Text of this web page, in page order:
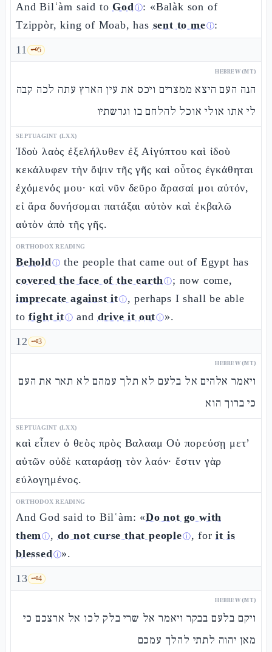
And Bilʿàm said to Godⓘ: «Balàk son of
Tzippòr, king of Moab, has sent to meⓘ:
11 🗝️5
HEBREW (MT)
הנה העם היצא ממצרים ויכס את עין הארץ עתה לכה קבה
לי אתו אולי אוכל להלחם בו וגרשתיו
SEPTUAGINT (LXX)
Ἰδοὺ λαὸς ἐξελήλυθεν ἐξ Αἰγύπτου καὶ ἰδοὺ
κεκάλυφεν τὴν ὄψιν τῆς γῆς καὶ οὗτος ἐγκάθηται
ἐχόμενός μου· καὶ νῦν δεῦρο ἄρασαί μοι αὐτόν,
εἰ ἄρα δυνήσομαι πατάξαι αὐτὸν καὶ ἐκβαλῶ
αὐτὸν ἀπὸ τῆς γῆς.
ORTHODOX READING
Beholdⓘ the people that came out of Egypt has
covered the face of the earthⓘ; now come,
imprecate against itⓘ, perhaps I shall be able
tofight itⓘ and drive it outⓘ».
12 🗝️3
HEBREW (MT)
ויאמר אלהים אל בלעם לא תלך עמהם לא תאר את העם
כי ברוך הוא
SEPTUAGINT (LXX)
καὶ εἶπεν ὁ θεὸς πρὸς Βαλααμ Οὐ πορεύσῃ μετ’
αὐτῶν οὐδὲ καταράσῃ τὸν λαόν· ἔστιν γὰρ
εὐλογημένος.
ORTHODOX READING
And God said to Bilʿàm: «Do not go with
themⓘ, do not curse that peopleⓘ, forit is
blessedⓘ».
13 🗝️4
HEBREW (MT)
ויקם בלעם בבקר ויאמר אל שרי בלק לכו אל ארצכם כי
מאן יהוה לתתי להלך עמכם